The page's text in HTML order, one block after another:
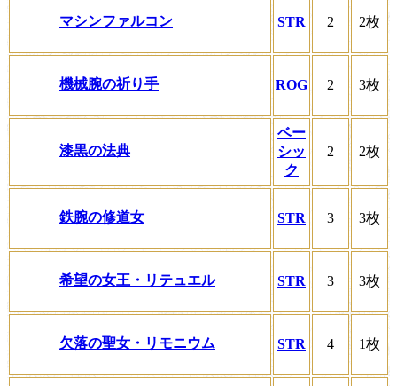
マシンファルコン STR 2 2枚
機械腕の祈り手 ROG 2 3枚
漆黒の法典
ベー
シッ
ク
2 2枚
鉄腕の修道女 STR 3 3枚
希望の女王・リテュエル STR 3 3枚
欠落の聖女・リモニウム STR 4 1枚